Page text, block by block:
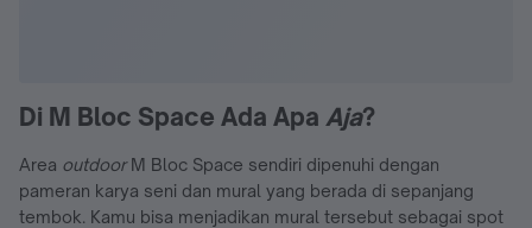
Di M Bloc Space Ada Apa Aja?
Area outdoorM Bloc Space sendiri dipenuhi dengan
pameran karya seni dan mural yang berada di sepanjang
tembok. Kamu bisa menjadikan mural tersebut sebagai spot